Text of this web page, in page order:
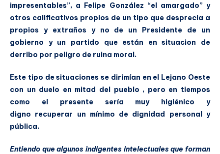
impresentables”, a Felipe González “el amargado” y
otros calificativos propios de un tipo que desprecia a
propios y extraños y no de un Presidente de un
gobierno y un partido que están en situacion de
derribo por peligro de ruina moral.
Este tipo de situaciones se dirimían en el Lejano Oeste
con un duelo en mitad del pueblo , pero en tiempos
como el presente sería muy higiénico y
digno recuperar un mínimo de dignidad personal y
pública.
Entiendo que algunos indigentes intelectuales que forman